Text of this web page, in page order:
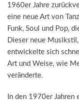
1960er Jahre
eine neue Art von
Funk, Soul und Pop,
Dieser neue
entwickelte sich
Art und Weise, wie
veränderte.
In den 1970er